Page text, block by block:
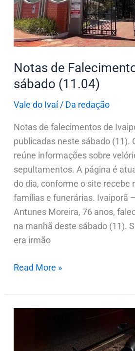
Notas de
sábado (11.04)
Vale do Ivaí/ Da redação
Notas de falecimentos de
publicadas neste sábado (11).
reúne informações sobre
sepultamentos. A página é
do dia, conforme o site recebe
famílias e funerárias. Ivaiporã
Antunes Moreira, 76 anos,
na manhã deste sábado (11).
era irmão
sábado
(11.04)
Read More »